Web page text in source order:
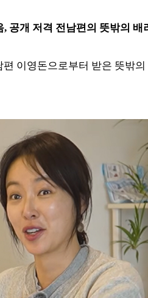
공개 저격 전남편의 뜻밖의 배
이영돈으로부터 받은 뜻밖